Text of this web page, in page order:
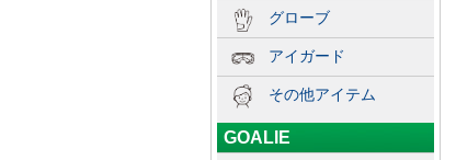
グローブ
アイガード
その他アイテム
GOALIE